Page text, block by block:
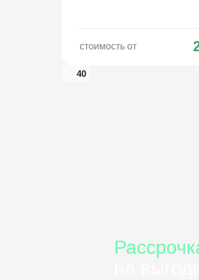
стоимость от
40